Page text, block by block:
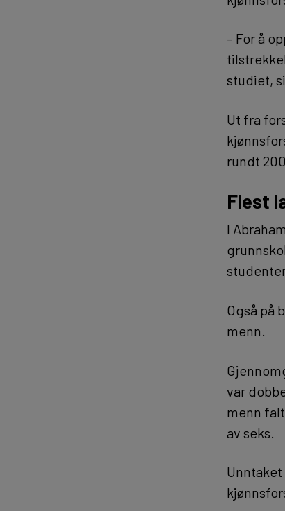
– For å
studiet,
Ut fra
rundt
Flest
I
Også på
menn.
var
menn
av seks.